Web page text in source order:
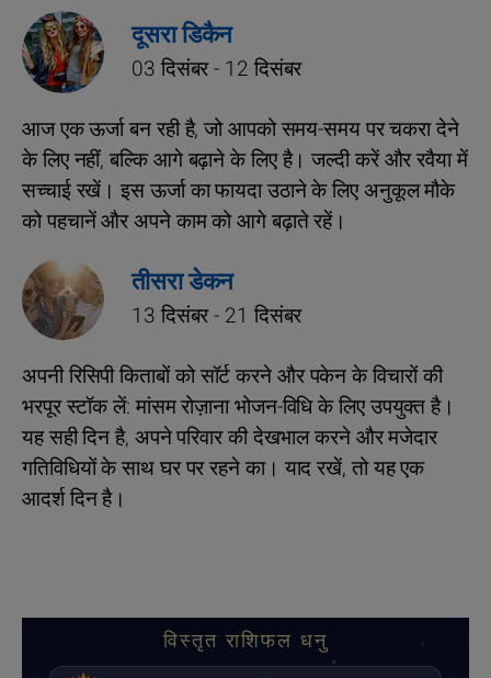
दूसरा डिकैन
03 दिसंबर - 12 दिसंबर
आज एक ऊर्जा बन रही है, जो आपको समय-समय पर चकरा देने
के लिए नहीं, बल्कि आगे बढ़ाने के लिए है। जल्दी करें और रवैया में
सच्चाई रखें। इस ऊर्जा का फायदा उठाने के लिए अनुकूल मौके
को पहचानें और अपने काम को आगे बढ़ाते रहें।
तीसरा डेकन
13 दिसंबर - 21 दिसंबर
अपनी रिसिपी किताबों को सॉर्ट करने और पकेन के विचारों की
भरपूर स्टॉक लें: मांसम रोज़ाना भोजन-विधि के लिए उपयुक्त है।
यह सही दिन है, अपने परिवार की देखभाल करने और मजेदार
गतिविधियों के साथ घर पर रहने का। याद रखें, तो यह एक
आदर्श दिन है।
विस्तृत राशिफल धनु